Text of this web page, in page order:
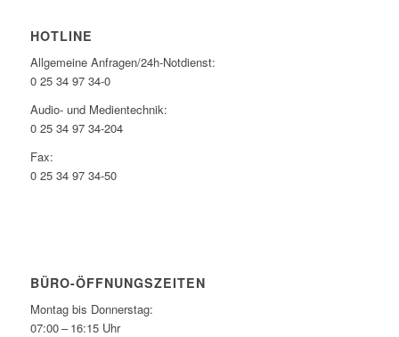
HOTLINE
Allgemeine Anfragen/24h-Notdienst:
0 25 34 97 34-0
Audio- und Medientechnik:
0 25 34 97 34-204
Fax:
0 25 34 97 34-50
BÜRO-ÖFFNUNGSZEITEN
Montag bis Donnerstag:
07:00 – 16:15 Uhr